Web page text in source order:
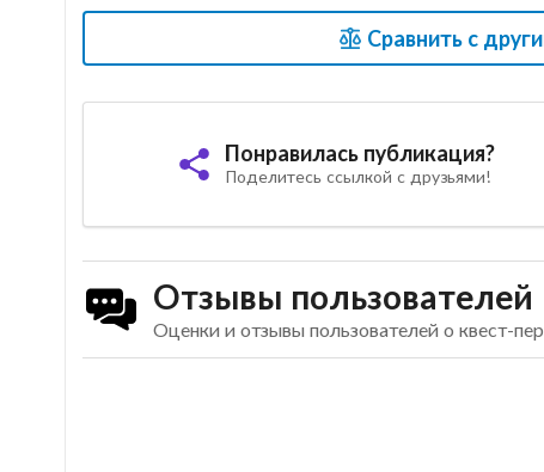
Сравнить с
Понравилась публикация?
Поделитесь ссылкой с друзьями!
Отзывы пользователей
Оценки и отзывы пользователей о квест-